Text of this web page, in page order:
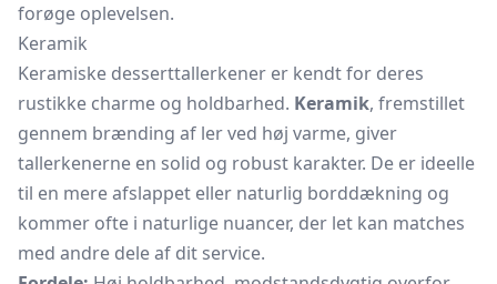
forøge oplevelsen.
Keramik
Keramiske desserttallerkener er kendt for deres
rustikke charme og holdbarhed. Keramik, fremstillet
gennem brænding af ler ved høj varme, giver
tallerkenerne en solid og robust karakter. De er ideelle
til en mere afslappet eller naturlig borddækning og
kommer ofte i naturlige nuancer, der let kan matches
med andre dele af dit service.